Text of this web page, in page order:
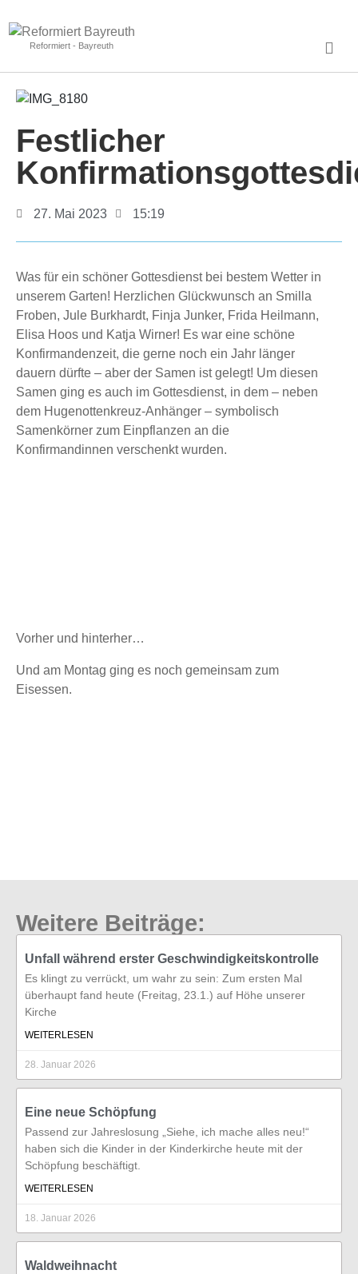
Reformiert - Bayreuth
Festlicher
27. Mai 2023 15:19
Was für ein schöner Gottesdienst bei bestem Wetter in
unserem Garten! Herzlichen Glückwunsch an Smilla
Froben, Jule Burkhardt, Finja Junker, Frida Heilmann,
Elisa Hoos und Katja Wirner! Es war eine schöne
Konfirmandenzeit, die gerne noch ein Jahr länger
dauern dürfte – aber der Samen ist gelegt! Um diesen
Samen ging es auch im Gottesdienst, in dem – neben
dem Hugenottenkreuz-Anhänger – symbolisch
Samenkörner zum Einpflanzen an die
Konfirmandinnen verschenkt wurden.
Vorher und hinterher…
Und am Montag ging es noch gemeinsam zum
Eisessen.
Weitere Beiträge:
Unfall während erster Geschwindigkeitskontrolle
Es klingt zu verrückt, um wahr zu sein: Zum ersten Mal
überhaupt fand heute (Freitag, 23.1.) auf Höhe unserer
Kirche
WEITERLESEN
28. Januar 2026
Eine neue Schöpfung
Passend zur Jahreslosung „Siehe, ich mache alles neu!“
haben sich die Kinder in der Kinderkirche heute mit der
Schöpfung beschäftigt.
WEITERLESEN
18. Januar 2026
Waldweihnacht